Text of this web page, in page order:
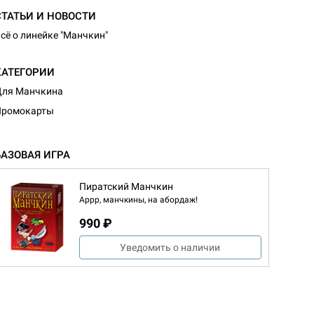
И НОВОСТИ
о линейке "Манчкин"
Манчкина
ИГРА
Пиратский Манчкин
Аррр, манчкины, на абордаж!
990 ₽
Уведомить о наличии